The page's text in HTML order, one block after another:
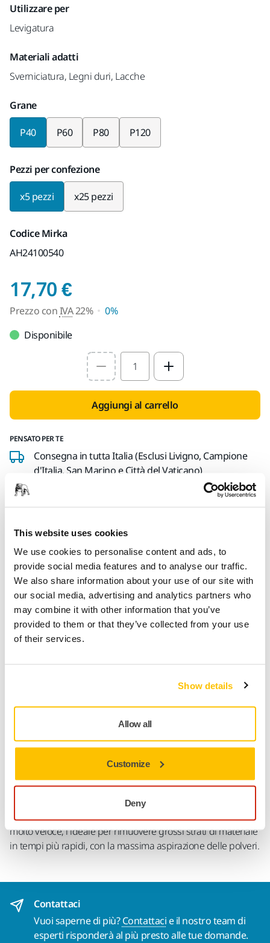
This website uses cookies
We use cookies to personalise content and ads, to
provide social media features and to analyse our traffic.
We also share information about your use of our site with
our social media, advertising and analytics partners who
may combine it with other information that you’ve
provided to them or that they’ve collected from your use
of their services.
Show details
Allow all
Customize
Deny
Utilizzare per
Levigatura
Materiali adatti
Sverniciatura, Legni duri, Lacche
Grane
P40 P60 P80 P120
Pezzi per confezione
x5 pezzi x25 pezzi
Codice Mirka
AH24100540
17,70 €Prezzo con IVA 22%
Prezzo conIVA22%
0%
Disponibile
Select quantity value
Aggiungi al carrello
PENSATO PER TE
Consegna in tutta Italia (Esclusi Livigno, Campione
d'Italia, San Marino e Città del Vaticano)
Spedizione gratuita per gli ordini di importo
Effettua un reso facilmente su www.mirka.com/it-
it/supporto/reso-articoli
Informazioni sul prodotto
grane P40, P60, P80 e si distingue per due caratteristiche: lo
speciale supporto di rete, estremamente robusto e studiato
per resistere all’usura, e il granulo ceramico che assicura un
combinazione tra supporto e granulo, Abranet® Ace HD è la
soluzione più tecnologica per la sgrossatura delle superfici.
Garantisce un’asportazione elevata, costante, duratura e
molto veloce, l’ideale per rimuovere grossi strati di materiale
in tempi più rapidi, con la massima aspirazione delle polveri.
Contattaci
Vuoi saperne di più?Contattaci e il nostro team di
esperti risponderà al più presto alle tue domande.